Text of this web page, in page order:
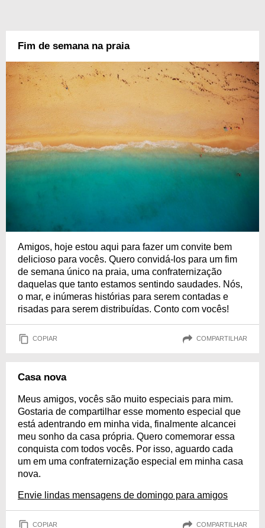
Fim de semana na praia
Amigos, hoje estou aqui para fazer um convite bem
delicioso para vocês. Quero convidá-los para um fim
de semana único na praia, uma confraternização
daquelas que tanto estamos sentindo saudades. Nós,
o mar, e inúmeras histórias para serem contadas e
risadas para serem distribuídas. Conto com vocês!
COPIAR COMPARTILHAR
Casa nova
Meus amigos, vocês são muito especiais para mim.
Gostaria de compartilhar esse momento especial que
está adentrando em minha vida, finalmente alcancei
meu sonho da casa própria. Quero comemorar essa
conquista com todos vocês. Por isso, aguardo cada
um em uma confraternização especial em minha casa
nova.
Envie lindas mensagens de domingo para amigos
COPIAR COMPARTILHAR